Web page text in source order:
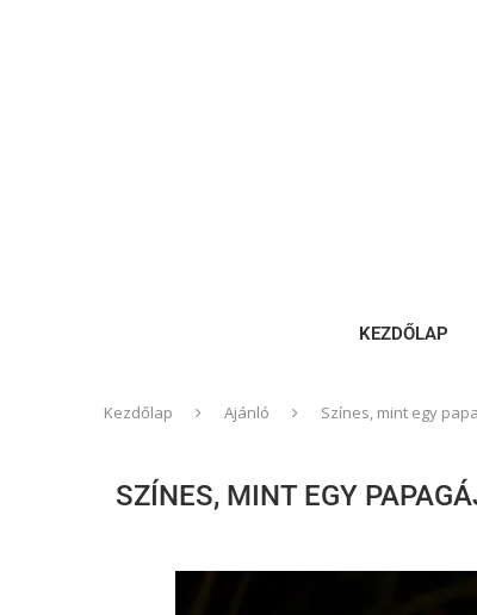
KEZDŐLAP
Kezdőlap Ajánló Színes, mint egy
SZÍNES, MINT EGY